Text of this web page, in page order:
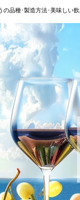
の品種･製造方法･美味しい